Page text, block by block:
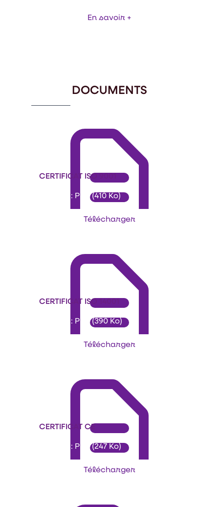
En savoir +
DOCUMENTS
CERTIFICAT ISO 9001
Format : PDF (410 Ko)
Télécharger
CERTIFICAT ISO 14001
Format : PDF (390 Ko)
Télécharger
CERTIFICAT CE
Format : PDF (247 Ko)
Télécharger